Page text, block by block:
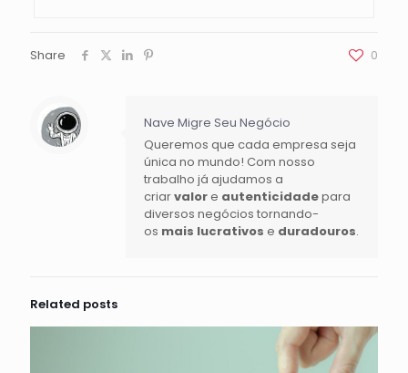
Share 0
Nave Migre Seu Negócio
Queremos que cada empresa seja
única no mundo! Com nosso
trabalho já ajudamos a
criarvalore autenticidadepara
diversos negócios tornando-
os mais lucrativos e duradouros.
Related posts